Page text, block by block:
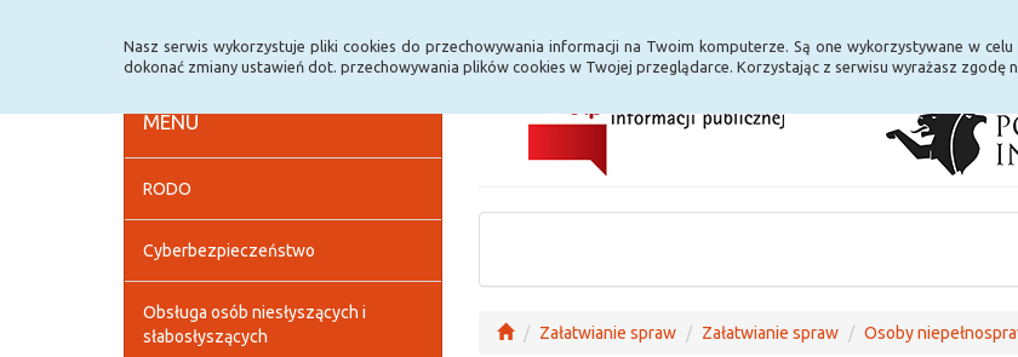
Nasz serwis wykorzystuje pliki cookies do przechowywania informacji na Twoim komputerze. Są one wykorzystywane w
dokonać zmiany ustawień dot. przechowywania plików cookies w Twojej przeglądarce. Korzystając z serwisu wyrażasz zgodę
MENU
RODO
Cyberbezpieczeństwo
Obsługa osób niesłyszących i
słabosłyszących
Załatwianie spraw Załatwianie spraw Osoby